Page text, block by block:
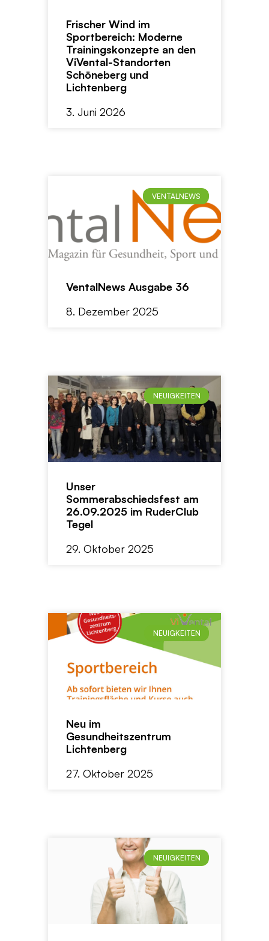
Frischer Wind im
Sportbereich: Moderne
Trainingskonzepte an den
ViVental-Standorten
Schöneberg und
Lichtenberg
3. Juni 2026
VENTALNEWS
VentalNews Ausgabe 36
8. Dezember 2025
NEUIGKEITEN
Unser
Sommerabschiedsfest am
26.09.2025 im RuderClub
Tegel
29. Oktober 2025
NEUIGKEITEN
Neu im
Gesundheitszentrum
Lichtenberg
27. Oktober 2025
NEUIGKEITEN